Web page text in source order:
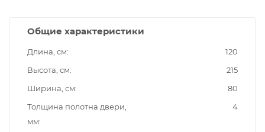
Общие характеристики
Длина, см
120
Высота, см
215
Ширина, см
80
Толщина полотна двери,
мм
4